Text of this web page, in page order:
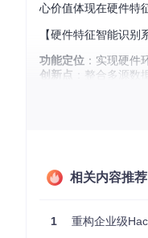
心价值体现在硬件特
【硬件特征智能识别
功能定位 ：实现硬件
创新点 ：整合多源数
：硬件识
实际效果：兼容性预
【智能配置生成器】
相关内容推荐
1 重构企业级